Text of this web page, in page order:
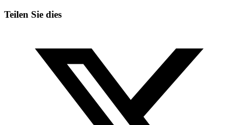
Teilen Sie dies